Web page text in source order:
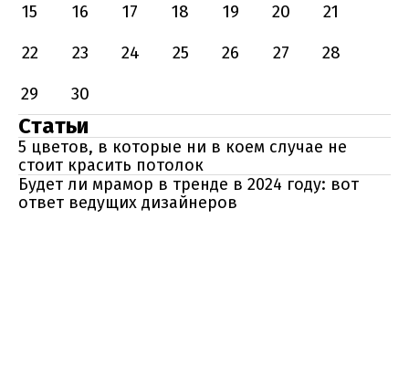
15
16 17 18 19 20
21
22
23 24 25 26 27
28
29
30
Статьи
5 цветов, в которые ни в коем случае не
стоит красить потолок
Будет ли мрамор в тренде в 2024 году: вот
ответ ведущих дизайнеров